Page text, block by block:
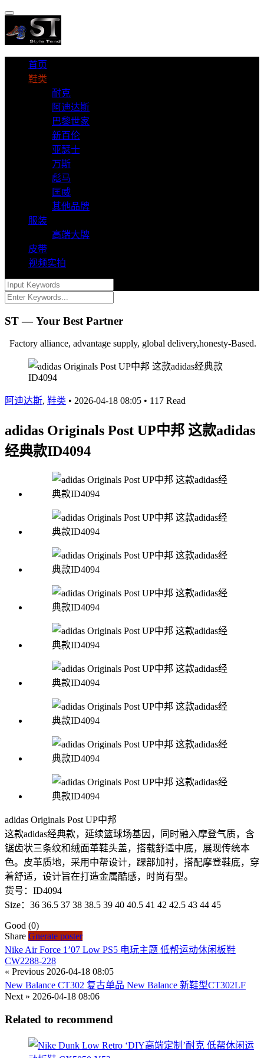
首页
鞋类
耐克
阿迪达斯
巴黎世家
新百伦
亚瑟士
万斯
彪马
匡威
其他品牌
服装
高端大牌
皮带
视频实拍
ST — Your Best Partner
Factory alliance, advantage supply, global delivery,honesty-Based.
阿迪达斯, 鞋类 • 2026-04-18 08:05 • 117 Read
adidas Originals Post UP中邦 这款adidas
经典款ID4094
adidas Originals Post UP中邦
这款adidas经典款，延续篮球场基因，同时融入摩登气质，含
锯齿状三条纹和绒面革鞋头盖，搭载舒适中底，展现传统本
色。皮革质地，采用中帮设计，踝部加衬，搭配摩登鞋底，穿
着舒适，设计旨在打造金属酷感，时尚有型。
货号：ID4094
Size：36 36.5 37 38 38.5 39 40 40.5 41 42 42.5 43 44 45
Good (0)
Share Gnerate poster
Nike Air Force 1’07 Low PS5 电玩主题 低帮运动休闲板鞋
CW2288-228
« Previous 2026-04-18 08:05
New Balance CT302 复古单品 New Balance 新鞋型CT302LF
Next » 2026-04-18 08:06
Related to recommend